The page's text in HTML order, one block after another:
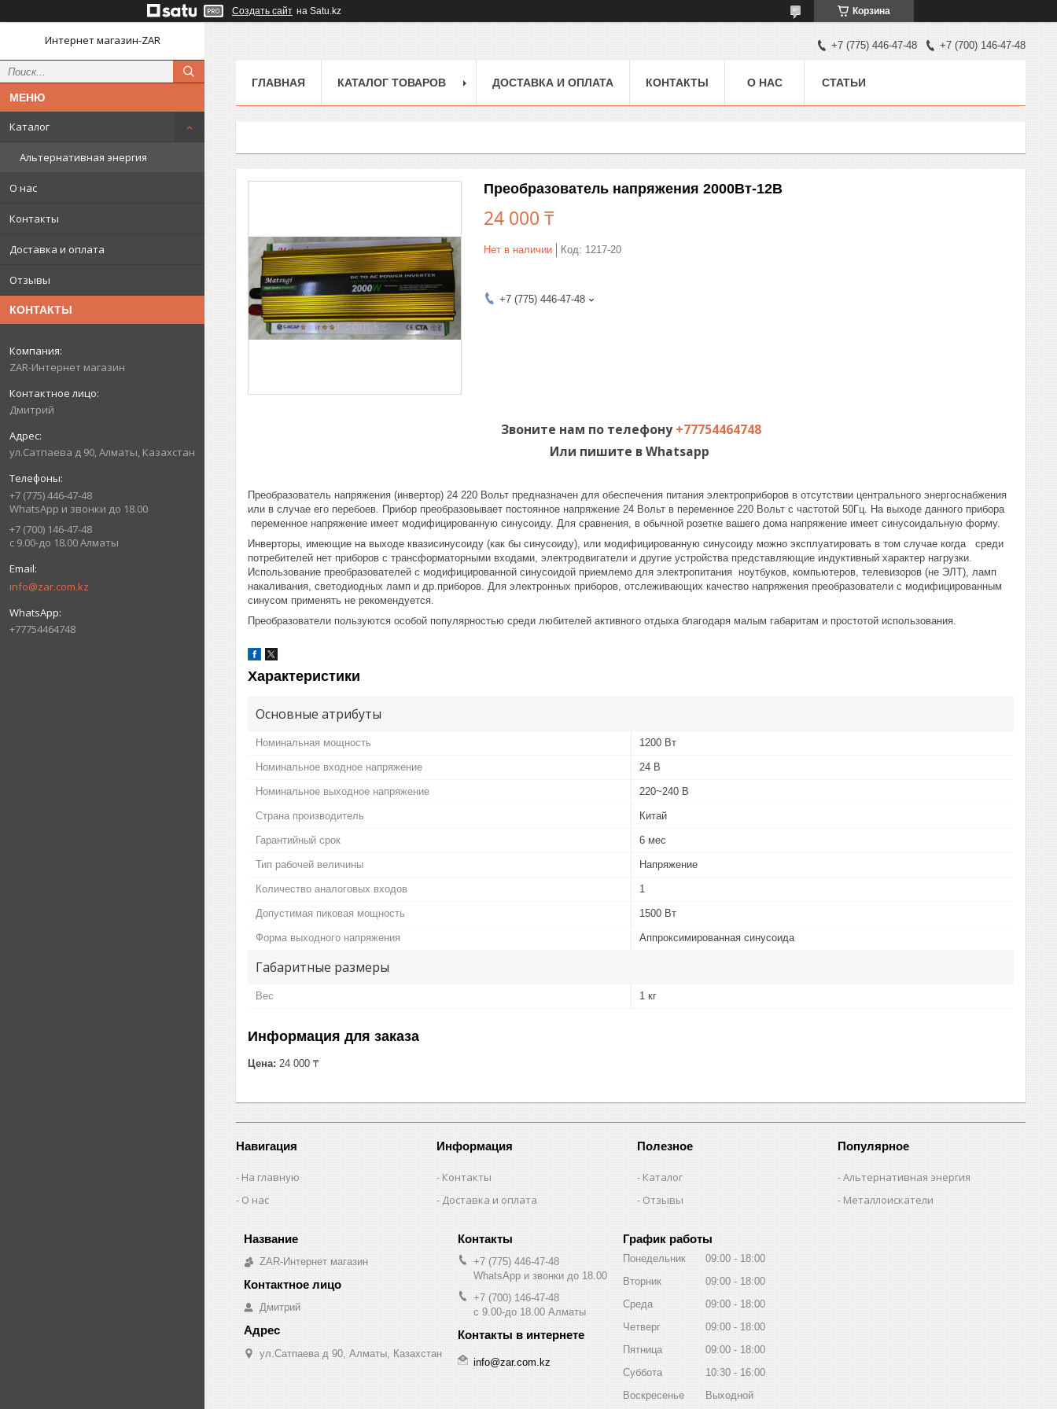
Создать сайт на Satu.kz Корзина
Интернет магазин-ZAR
Каталог
Альтернативная энергия
О нас
Контакты
Доставка и оплата
Отзывы
КОНТАКТЫ
ZAR-Интернет магазин
Дмитрий
ул.Сатпаева д 90, Алматы, Казахстан
+7 (775) 446-47-48
WhatsApp и звонки до 18.00
+7 (700) 146-47-48
с 9.00-до 18.00 Алматы
info@zar.com.kz
+77754464748
+7 (775) 446-47-48 +7 (700) 146-47-48
ГЛАВНАЯ КАТАЛОГ ТОВАРОВ ДОСТАВКА И ОПЛАТА КОНТАКТЫ О НАС СТАТЬИ
Преобразователь напряжения 2000Вт-12В
24 000 ₸
Нет в наличии Код: 1217-20
+7 (775) 446-47-48
Звоните нам по телефону+77754464748
Или пишите в Whatsapp
Преобразователь напряжения (инвертор) 24 220 Вольт предназначен для обеспечения питания электроприборов в отсутствии центрального энергоснабжения
или в случае его перебоев. Прибор преобразовывает постоянное напряжение 24 Вольт в переменное 220 Вольт с частотой 50Гц. На выходе данного прибора
переменное напряжение имеет модифицированную синусоиду. Для сравнения, в обычной розетке вашего дома напряжение имеет синусоидальную форму.
Инверторы, имеющие на выходе квазисинусоиду (как бы синусоиду), или модифицированную синусоиду можно эксплуатировать в том случае когда среди
потребителей нет приборов с трансформаторными входами, электродвигатели и другие устройства представляющие индуктивный характер нагрузки.
Использование преобразователей с модифицированной синусоидой приемлемо для электропитания ноутбуков, компьютеров, телевизоров (не ЭЛТ), ламп
накаливания, светодиодных ламп и др.приборов. Для электронных приборов, отслеживающих качество напряжения преобразователи с модифицированным
синусом применять не рекомендуется.
Преобразователи пользуются особой популярностью среди любителей активного отдыха благодаря малым габаритам и простотой использования.
Характеристики
Основные атрибуты
Номинальная мощность 1200 Вт
Номинальное входное напряжение 24 В
Номинальное выходное напряжение 220~240 В
Страна производитель Китай
Гарантийный срок 6 мес
Тип рабочей величины Напряжение
Количество аналоговых входов 1
Допустимая пиковая мощность 1500 Вт
Форма выходного напряжения Аппроксимированная синусоида
Габаритные размеры
Вес 1 кг
Информация для заказа
Цена: 24 000 ₸
Навигация
На главную
О нас
Информация
Контакты
Доставка и оплата
Полезное
Каталог
Отзывы
Популярное
Альтернативная энергия
Металлоискатели
ZAR-Интернет магазин
Дмитрий
ул.Сатпаева д 90, Алматы, Казахстан
+7 (775) 446-47-48
WhatsApp и звонки до 18.00
+7 (700) 146-47-48
с 9.00-до 18.00 Алматы
info@zar.com.kz
График работы
Понедельник 09:00
18:00
Вторник
09:00
18:00
Среда
09:00
18:00
Четверг
09:00
18:00
Пятница
09:00
18:00
Суббота
10:30
16:00
Воскресенье
Выходной